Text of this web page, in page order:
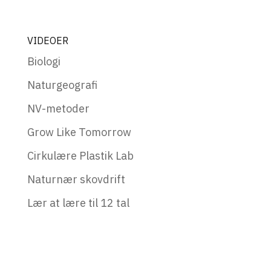
VIDEOER
Biologi
Naturgeografi
NV-metoder
Grow Like Tomorrow
Cirkulære Plastik Lab
Naturnær skovdrift
Lær at lære til 12 tal